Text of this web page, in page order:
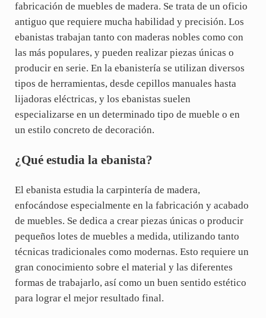
fabricación de muebles de madera. Se trata de un oficio
antiguo que requiere mucha habilidad y precisión. Los
ebanistas trabajan tanto con maderas nobles como con
las más populares, y pueden realizar piezas únicas o
producir en serie. En la ebanistería se utilizan diversos
tipos de herramientas, desde cepillos manuales hasta
lijadoras eléctricas, y los ebanistas suelen
especializarse en un determinado tipo de mueble o en
un estilo concreto de decoración.
¿Qué estudia la ebanista?
El ebanista estudia la carpintería de madera,
enfocándose especialmente en la fabricación y acabado
de muebles. Se dedica a crear piezas únicas o producir
pequeños lotes de muebles a medida, utilizando tanto
técnicas tradicionales como modernas. Esto requiere un
gran conocimiento sobre el material y las diferentes
formas de trabajarlo, así como un buen sentido estético
para lograr el mejor resultado final.